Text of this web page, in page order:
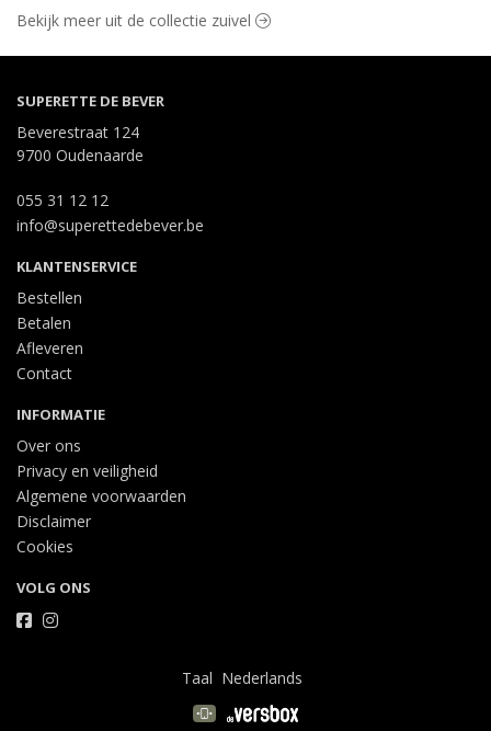
Bekijk meer uit de collectie zuivel
SUPERETTE DE BEVER
Beverestraat 124
9700 Oudenaarde
055 31 12 12
info@superettedebever.be
KLANTENSERVICE
Bestellen
Betalen
Afleveren
Contact
INFORMATIE
Over ons
Privacy en veiligheid
Algemene voorwaarden
Disclaimer
Cookies
VOLG ONS
Taal